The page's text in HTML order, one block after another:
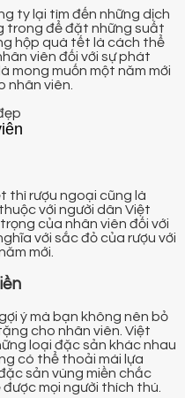
ty lại tìm đến những dịch
trong để đặt những suất
hộp quà tết là cách thể
viên đối với sự phát
mong muốn một năm mới
nhân viên.
thì rượu ngoại cũng là
với người dân Việt
của nhân viên đối với
với sắc đỏ của rượu với
mới.
ý mà bạn không nên bỏ
cho nhân viên. Việt
loại đặc sản khác nhau
có thể thoải mái lựa
sản vùng miền chắc
mọi người thích thú.